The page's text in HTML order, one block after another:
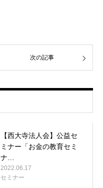
次の記事
【西大寺法人会】公益セ
ミナー「お金の教育セミ
ナ…
2022.06.17
セミナー